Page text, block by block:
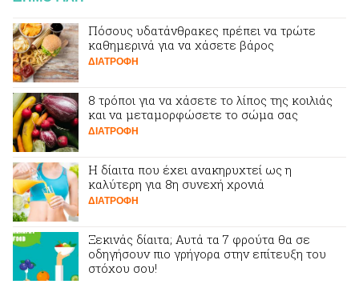
Πόσους υδατάνθρακες πρέπει να τρώτε
καθημερινά για να χάσετε βάρος
ΔΙΑΤΡΟΦΗ
8 τρόποι για να χάσετε το λίπος της κοιλιάς
και να μεταμορφώσετε το σώμα σας
ΔΙΑΤΡΟΦΗ
Η δίαιτα που έχει ανακηρυχτεί ως η
καλύτερη για 8η συνεχή χρονιά
ΔΙΑΤΡΟΦΗ
Ξεκινάς δίαιτα; Αυτά τα 7 φρούτα θα σε
οδηγήσουν πιο γρήγορα στην επίτευξη του
στόχου σου!